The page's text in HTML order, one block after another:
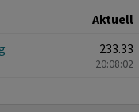
Aktuell
233.33
20:08:02